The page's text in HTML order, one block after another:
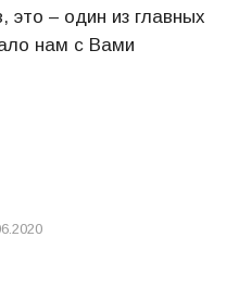
это – один из главных
нам с Вами